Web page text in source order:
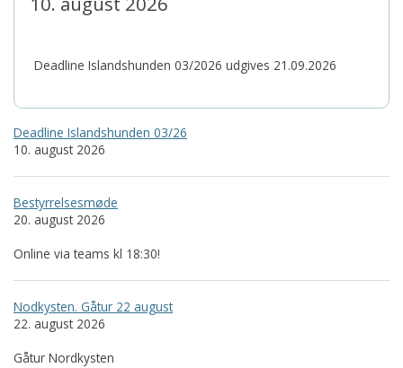
Deadline Islandshunden 03/2026 udgives 21.09.2026
Deadline Islandshunden 03/26
10. august 2026
Bestyrrelsesmøde
20. august 2026
Online via teams kl 18:30!
Nodkysten. Gåtur 22 august
22. august 2026
Gåtur Nordkysten